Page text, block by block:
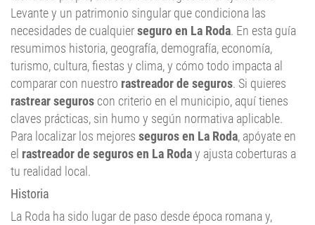
Levante y un patrimonio singular que condiciona las
necesidades de cualquierseguro en La Roda. En esta guía
resumimos historia, geografía, demografía, economía,
turismo, cultura, fiestas y clima, y cómo todo impacta al
comparar con nuestro rastreador de seguros. Si quieres
rastrear seguros con criterio en el municipio, aquí tienes
claves prácticas, sin humo y según normativa aplicable.
Para localizar los mejores seguros en La Roda, apóyate en
el rastreador de seguros en La Roday ajusta coberturas a
tu realidad local.
Historia
La Roda ha sido lugar de paso desde época romana y,